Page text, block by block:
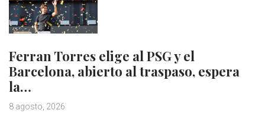
Ferran Torres elige al PSG y el
Barcelona, abierto al traspaso, espera
la…
8 agosto, 2026